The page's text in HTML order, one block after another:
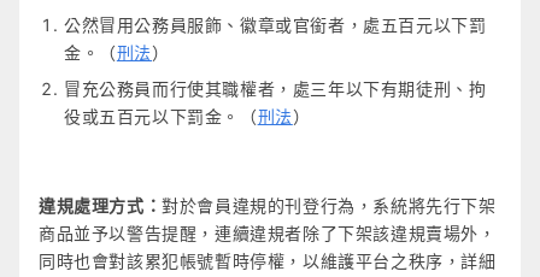
公然冒用公務員服飾、徽章或官銜者，處五百元以下罰
金。（刑法）
冒充公務員而行使其職權者，處三年以下有期徒刑、拘
役或五百元以下罰金。（刑法）
違規處理方式：對於會員違規的刊登行為，系統將先行下架
商品並予以警告提醒，連續違規者除了下架該違規賣場外，
同時也會對該累犯帳號暫時停權，以維護平台之秩序，詳細